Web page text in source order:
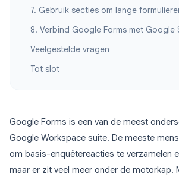
Veelgestelde vragen
Tot slot
Google Forms is een van de meest
Google Workspace suite. De meeste
om basis-enquêtereacties te verzamelen
maar er zit veel meer onder de motorkap.